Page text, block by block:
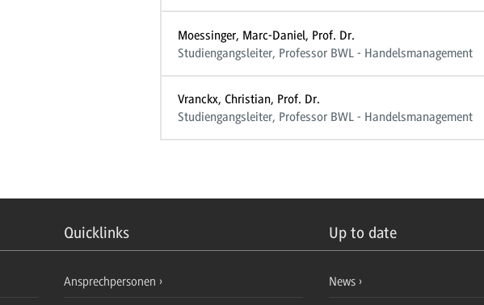
Moessinger, Marc-Daniel, Prof. Dr.
Studiengangsleiter, Professor BWL - Handelsmanagement
Vranckx, Christian, Prof. Dr.
Studiengangsleiter, Professor BWL - Handelsmanagement
Quicklinks Up to date
Ansprechpersonen News